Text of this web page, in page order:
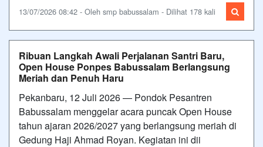
13/07/2026 08:42 - Oleh smp babussalam - Dilihat 178 kali
Ribuan Langkah Awali Perjalanan Santri Baru,
Open House Ponpes Babussalam Berlangsung
Meriah dan Penuh Haru
Pekanbaru, 12 Juli 2026 — Pondok Pesantren
Babussalam menggelar acara puncak Open House
tahun ajaran 2026/2027 yang berlangsung meriah di
Gedung Haji Ahmad Royan. Kegiatan ini dii